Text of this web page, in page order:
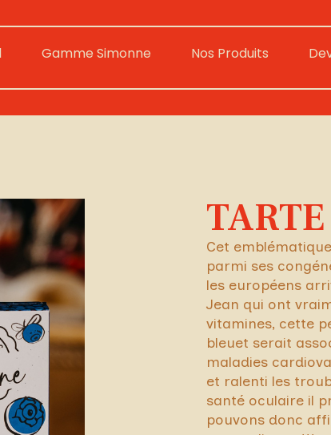
Gamme Simonne Nos Produits
Cet
parmi ses
les européens
Jean qui ont
vitamines, cette
bleuet serait
maladies
et ralenti les
santé oculaire il
pouvons donc